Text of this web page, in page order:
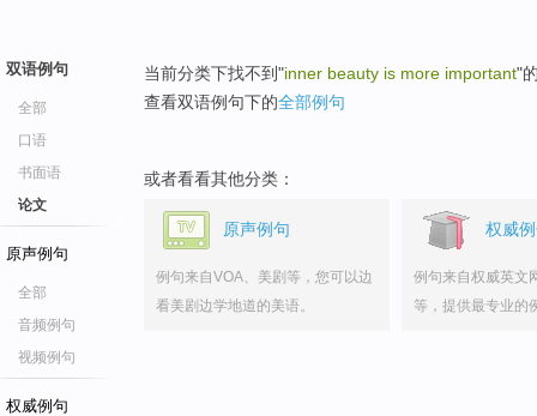
双语例句
全部
口语
书面语
论文
原声例句
全部
音频例句
视频例句
权威例句
当前分类下找不到"inner beauty is more important"
查看双语例句下的全部例句
或者看看其他分类：
原声例句
例句来自VOA、美剧等，您可以边
看美剧边学地道的美语。
权威
例句来自权威英文
等，提供最专业的